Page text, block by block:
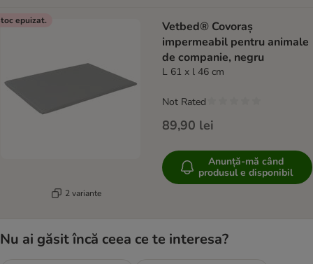
epuizat.
2 variante
Vetbed® Covoraș
impermeabil pentru animale
de companie, negru
L 61 x l 46 cm
89,90 lei
Not Rated
Anunță-mă când
produsul e disponibil
Nu ai găsit încă ceea ce te interesa?